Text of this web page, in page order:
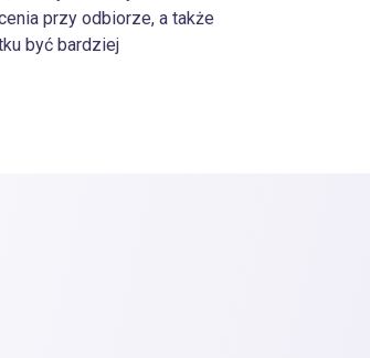
przy odbiorze, a także
być bardziej